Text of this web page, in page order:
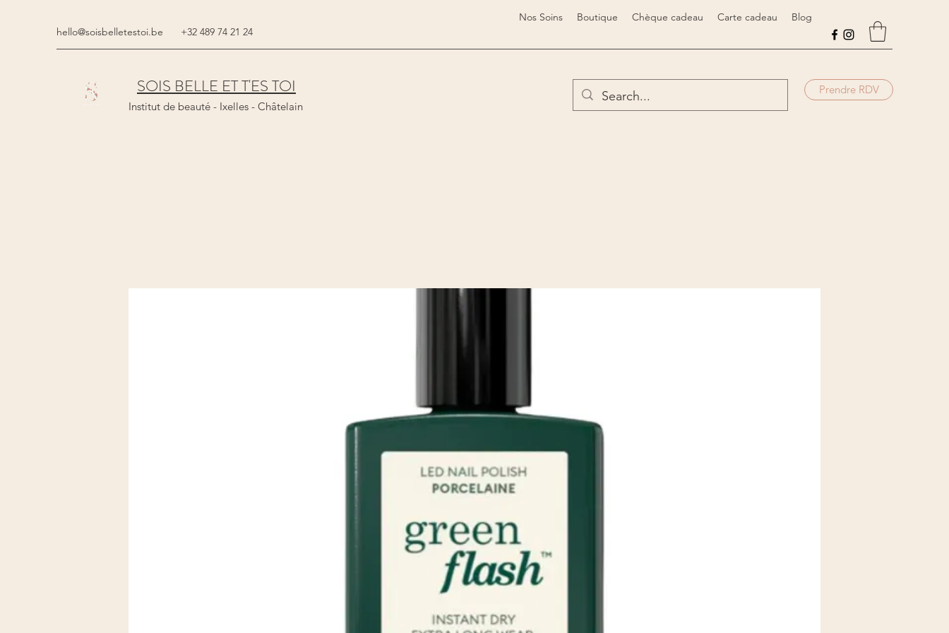
hello@soisbelletestoi.be +32 489 74 21 24
Nos Soins Boutique Chèque cadeau Carte cadeau Blog
SOIS BELLE ET T'ES TOI
Institut de beauté - Ixelles - Châtelain
Prendre RDV